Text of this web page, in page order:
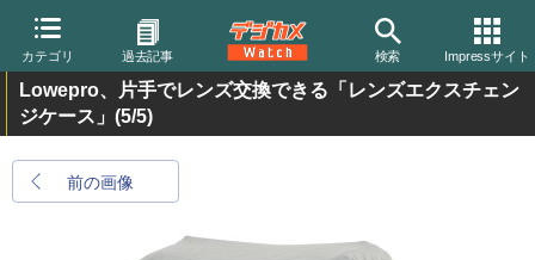
カテゴリ 過去記事 検索 Impressサイト
Lowepro、片手でレンズ交換できる「レンズエクスチェン
ジケース」 (5/5)
前の画像